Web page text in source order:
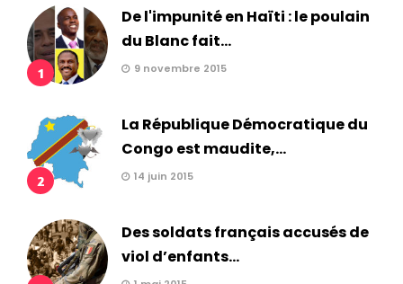
1
De l'impunité en Haïti : le poulain
du Blanc fait...
9 novembre 2015
2
La République Démocratique du
Congo est maudite,...
14 juin 2015
Des soldats français accusés de
viol d’enfants...